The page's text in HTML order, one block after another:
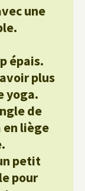
une
épais.
plus
yoga.
de
en liège
petit
pour